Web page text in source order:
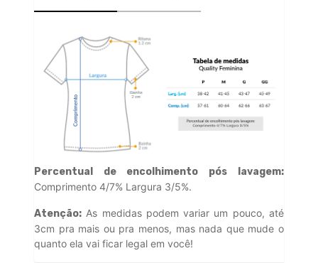
Percentual de encolhimento pós lavagem:
Comprimento 4/7% Largura 3/5%.
Atenção: As medidas podem variar um pouco, até
3cm pra mais ou pra menos, mas nada que mude o
quanto ela vai ficar legal em você!